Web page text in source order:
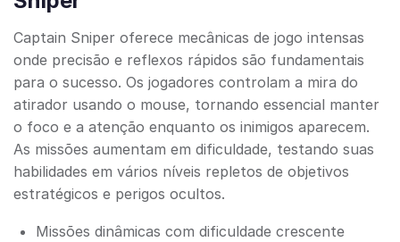
Captain Sniper oferece mecânicas de jogo intensas
onde precisão e reflexos rápidos são fundamentais
para o sucesso. Os jogadores controlam a mira do
atirador usando o mouse, tornando essencial manter
o foco e a atenção enquanto os inimigos aparecem.
As missões aumentam em dificuldade, testando suas
habilidades em vários níveis repletos de objetivos
estratégicos e perigos ocultos.
Missões dinâmicas com dificuldade crescente